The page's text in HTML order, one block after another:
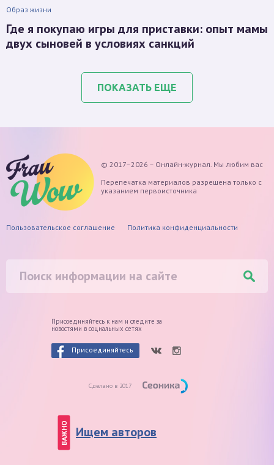
Образ жизни
Где я покупаю игры для приставки: опыт мамы
двух сыновей в условиях санкций
ПОКАЗАТЬ ЕЩЕ
© 2017–2026 – Онлайн-журнал. Мы любим вас
Перепечатка материалов разрешена только с
указанием первоисточника
Пользовательское соглашение Политика конфиденциальности
Присоединяйтесь к нам и следите за
новостями в социальных сетях
Присоединяйтесь
Сделано в 2017
ВАЖНО Ищем авторов